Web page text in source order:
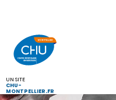
UN SITE
CHU-
MONTPELLIER.FR